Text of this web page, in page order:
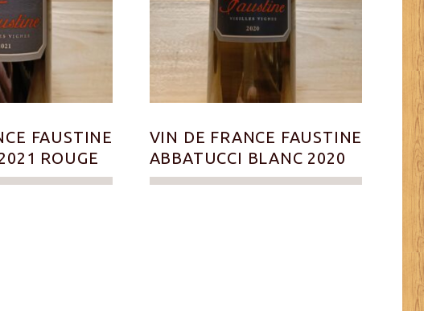
FAUSTINE
ROUGE
VIN DE FRANCE FAUSTINE
ABBATUCCI BLANC 2020